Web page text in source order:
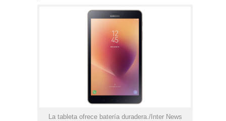
La tableta ofrece batería duradera./Inter News